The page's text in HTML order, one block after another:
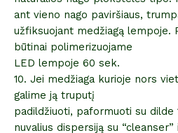
ant vieno nago paviršiaus,
užfiksuojant medžiagą lempoje.
būtinai polimerizuojame
LED lempoje 60 sek.
10. Jei medžiaga kurioje nors
galime ją truputį
padildžiuoti, paformuoti su dilde
nuvalius dispersiją su “cleanser”